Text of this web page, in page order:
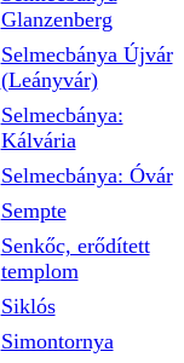
Glanzenberg
Selmecbánya Újvár
(Leányvár)
Selmecbánya:
Kálvária
Selmecbánya: Óvár
Sempte
Senkőc, erődített
templom
Siklós
Simontornya